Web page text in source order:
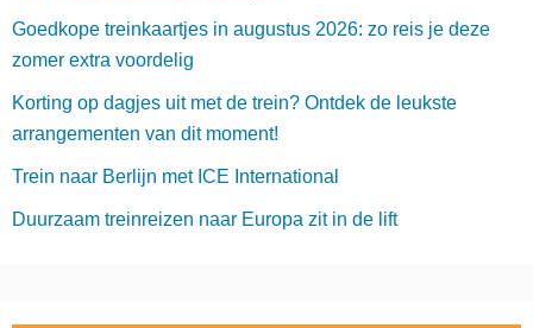
Goedkope treinkaartjes in augustus 2026: zo reis je deze
zomer extra voordelig
Korting op dagjes uit met de trein? Ontdek de leukste
arrangementen van dit moment!
Trein naar Berlijn met ICE International
Duurzaam treinreizen naar Europa zit in de lift